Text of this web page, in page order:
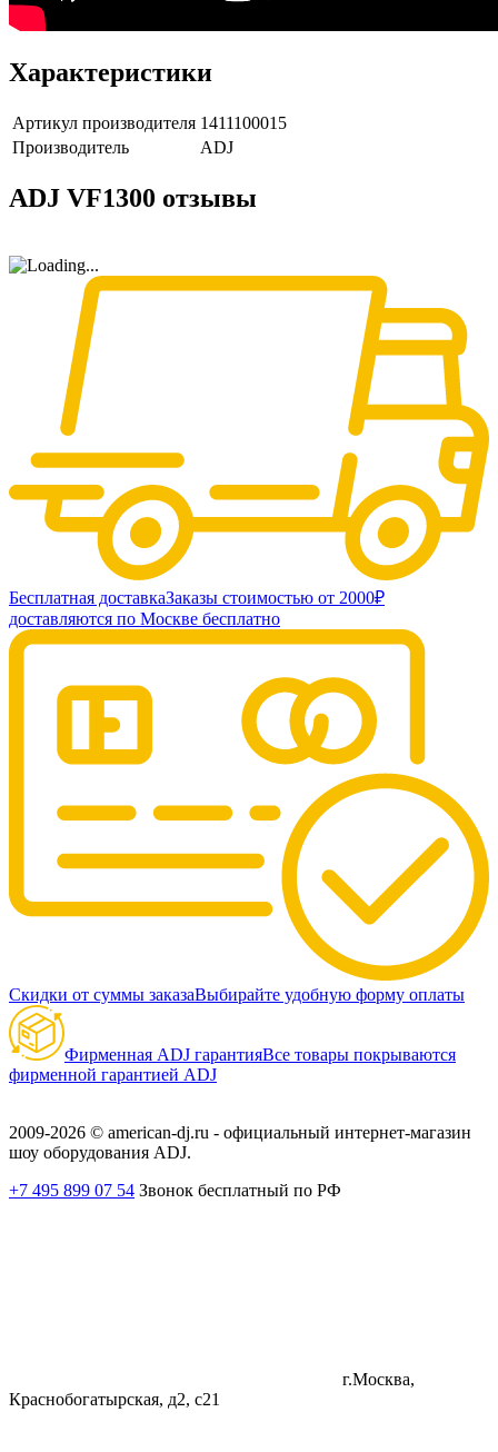
Характеристики
Артикул производителя 1411100015
Производитель
ADJ
ADJ VF1300 отзывы
Бесплатная доставкаЗаказы стоимостью от 2000₽
доставляются по Москве бесплатно
Скидки от суммы заказаВыбирайте удобную форму оплаты
Фирменная ADJ гарантияВсе товары покрываются
фирменной гарантией ADJ
2009-2026 © american-dj.ru - официальный интернет-магазин
шоу оборудования ADJ.
+7 495 899 07 54 Звонок бесплатный по РФ
г.Москва,
Краснобогатырская, д2, с21